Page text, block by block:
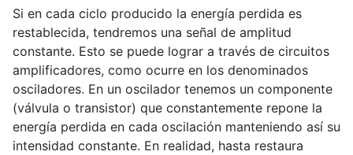
Si en cada ciclo producido la energía perdida es
restablecida, tendremos una señal de amplitud
constante. Esto se puede lograr a través de circuitos
amplificadores, como ocurre en los denominados
osciladores. En un oscilador tenemos un componente
(válvula o transistor) que constantemente repone la
energía perdida en cada oscilación manteniendo así su
intensidad constante. En realidad, hasta restaura